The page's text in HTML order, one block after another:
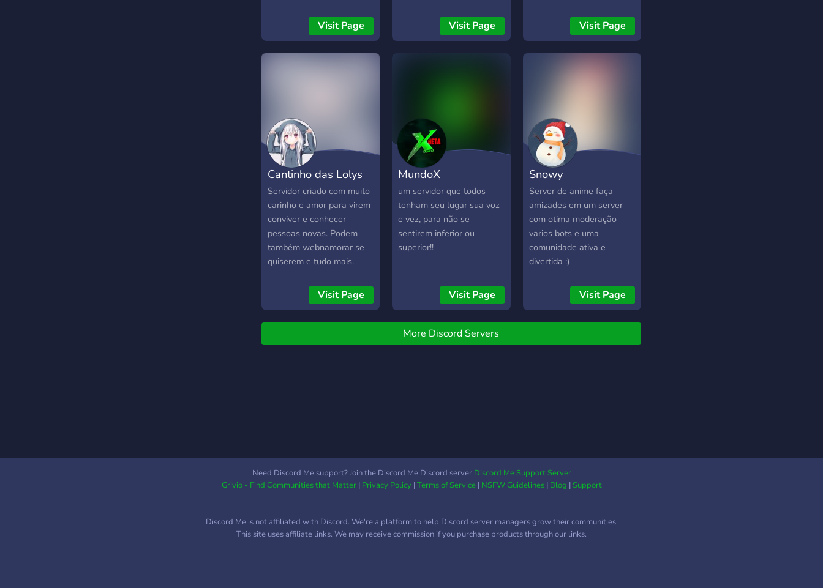
Visit Page Visit Page
assunto, mas é aberto
para qualquer tipo de
não curte esse conteúdo.
Visit Page
Cantinho das Lolys
Servidor criado com muito
carinho e amor para virem
conviver e conhecer
pessoas novas. Podem
também webnamorar se
quiserem e tudo mais.
Visit Page
MundoX
um servidor que todos
tenham seu lugar sua voz
e vez, para não se
sentirem inferior ou
superior!!
Visit Page
Snowy
Server de anime faça
amizades em um server
com otima moderação
varios bots e uma
comunidade ativa e
divertida :)
Visit Page
More Discord Servers
Need Discord Me support? Join the Discord Me Discord server Discord Me Support Server
Grivio - Find Communities that Matter| Privacy Policy|Terms of Service| NSFW Guidelines| Blog |Support
Discord Me is not affiliated with Discord. We're a platform to help Discord server managers grow their communities.
This site uses affiliate links. We may receive commission if you purchase products through our links.